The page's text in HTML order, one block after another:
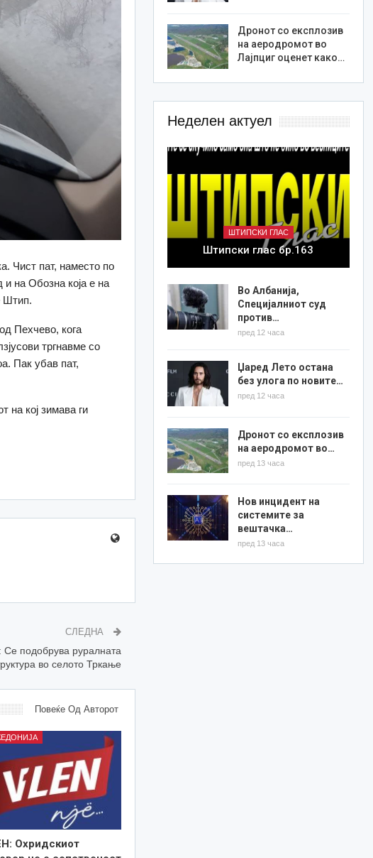
Чист пат, наместо по
на Обозна која е на
Штип.
Пехчево, кога
тргнавме со
Пак убав пат,
на кој зимава ги
СЛЕДНА
подобрува руралната
во селото Тркање
Повеќе Од Авторот
Охридскиот
Дронот со експлозив
на аеродромот во
Лајпциг оценет како…
Неделен актуел
ШТИПСКИ ГЛАС
Штипски глас бр.163
Во Албанија,
Специјалниот суд
против…
пред 12 часа
Џаред Лето остана
без улога по новите…
пред 12 часа
Дронот со експлозив
на аеродромот во…
пред 13 часа
Нов инцидент на
системите за
вештачка…
пред 13 часа